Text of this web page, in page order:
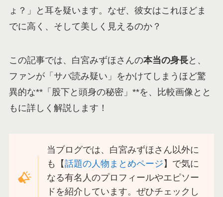
ょ？」と耳を疑います。なぜ、彼女はこれほどま
でに高く、そして美しく見えるのか？
この記事では、白宮みずほさんの本当の身長と、
ファンが「サバ読み疑い」をかけてしまうほど驚
異的な**「股下と頭身の秘密」**を、比較画像とと
もに詳しく解説します！
当ブログでは、白宮みずほさん以外に
も【話題の人物まとめページ 】で気に
なる有名人のプロフィールやエピソー
ドを紹介しています。ぜひチェックし